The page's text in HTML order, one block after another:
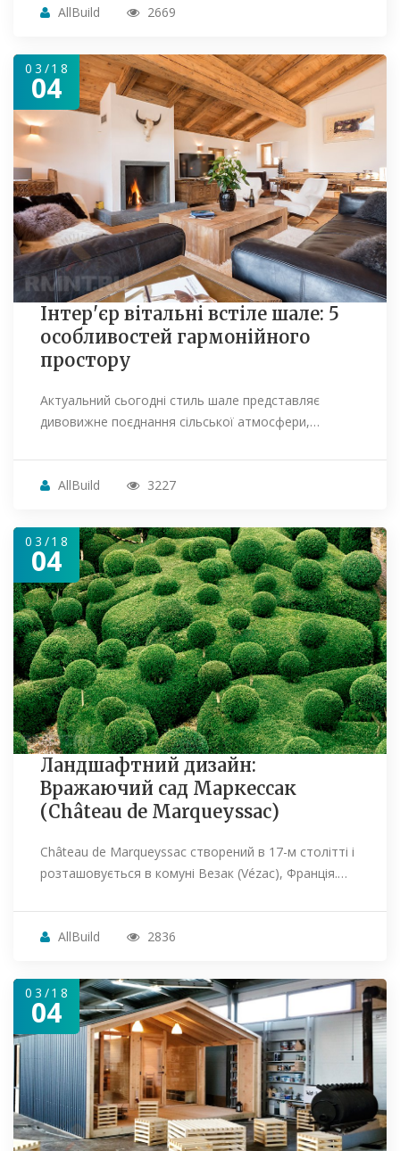
AllBuild 2669
03/18
04
Інтер'єр вітальні встіле шале: 5
особливостей гармонійного
простору
Актуальний сьогодні стиль шале представляє
дивовижне поєднання сільської атмосфери,…
AllBuild 3227
03/18
04
Ландшафтний дизайн:
Вражаючий сад Маркессак
(Château de Marqueyssac)
Château de Marqueyssac створений в 17-м столітті і
розташовується в комуні Везак (Vézac), Франція.…
AllBuild 2836
03/18
04